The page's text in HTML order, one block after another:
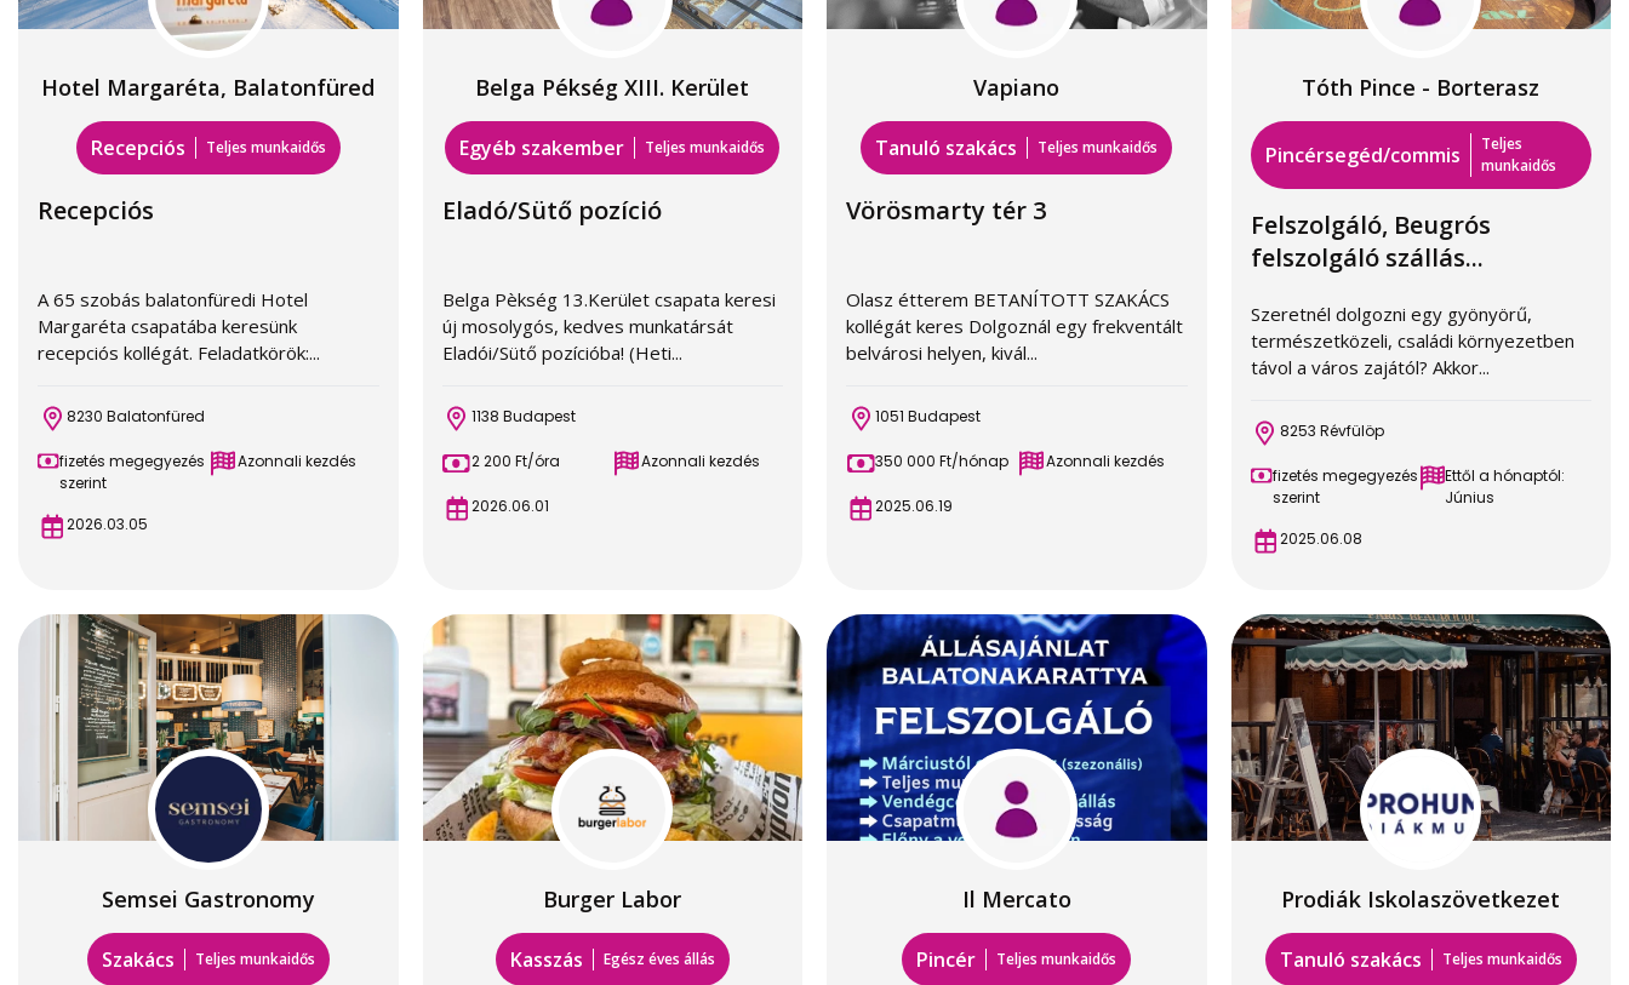
Hotel Margaréta, Balatonfüred
Recepciós Teljes munkaidős
Recepciós
A 65 szobás balatonfüredi Hotel
Margaréta csapatába keresünk
recepciós kollégát. Feladatkörök:...
8230 Balatonfüred
fizetés megegyezés
szerint
Azonnali kezdés
2026.03.05
Belga Pékség XIII. Kerület
Egyéb szakember Teljes munkaidős
Eladó/Sütő pozíció
Belga Pèkség 13.Kerület csapata keresi
új mosolygós, kedves munkatársát
Eladói/Sütő pozícióba! (Heti...
1138 Budapest
2 200 Ft/óra Azonnali kezdés
2026.06.01
Vapiano
Tanuló szakács Teljes munkaidős
Vörösmarty tér 3
Olasz étterem BETANÍTOTT SZAKÁCS
kollégát keres Dolgoznál egy frekventált
belvárosi helyen, kivál...
1051 Budapest
350 000 Ft/hónap Azonnali kezdés
2025.06.19
Tóth Pince - Borterasz
Pincérsegéd/commis
Teljes
munkaidős
Felszolgáló, Beugrós
felszolgáló szállás...
Szeretnél dolgozni egy gyönyörű,
természetközeli, családi környezetben
távol a város zajától? Akkor...
8253 Révfülöp
fizetés megegyezés
szerint
Ettől a hónaptól:
Június
2025.06.08
Semsei Gastronomy
Szakács Teljes munkaidős
Burger Labor
Kasszás Egész éves állás
Il Mercato
Pincér Teljes munkaidős
Prodiák Iskolaszövetkezet
Tanuló szakács Teljes munkaidős